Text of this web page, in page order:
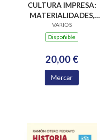
CULTURA IMPRESA:
MATERIALIDADES,
PARADIGMAS E
RETOS EPISTÉMICOS
VARIOS
Dispoñible
20,00 €
Mercar